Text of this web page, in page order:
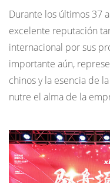
Durante los últimos 37
excelente reputación
internacional por sus
importante aún,
chinos y la esencia de
nutre el alma de la